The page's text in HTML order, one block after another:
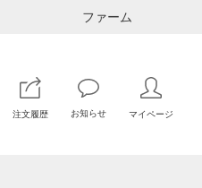
ファーム
注文履歴 お知らせ マイページ